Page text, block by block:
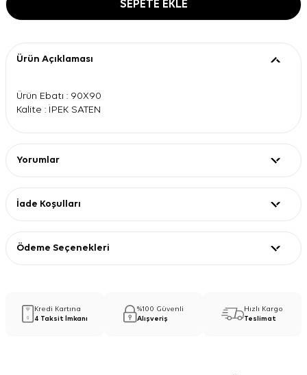
SEPETE EKLE
Ürün Açıklaması
Ürün Ebatı : 90X90
Kalite : İPEK SATEN
Yorumlar
İade Koşulları
Ödeme Seçenekleri
Kredi Kartına
4 Taksit İmkanı
%100 Güvenli
Alışveriş
Hızlı Kargo
Teslimat